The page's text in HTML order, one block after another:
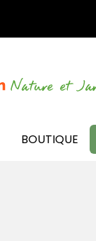
BOUTIQUE